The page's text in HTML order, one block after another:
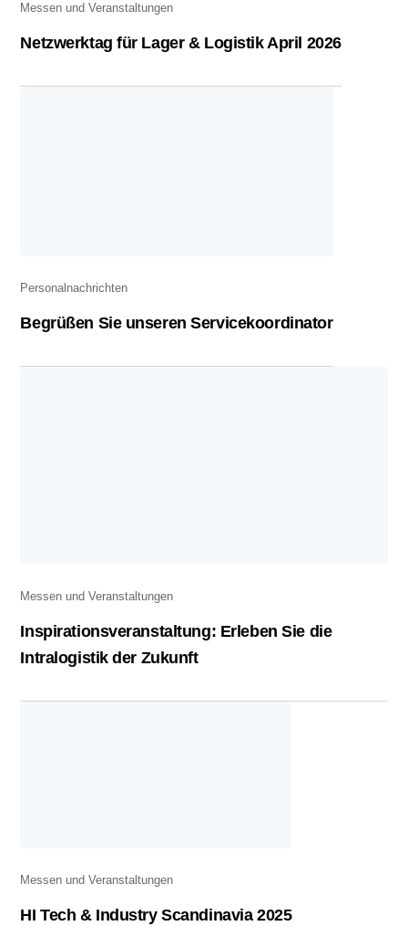
Messen und Veranstaltungen
Netzwerktag für Lager & Logistik April 2026
Personalnachrichten
Begrüßen Sie unseren Servicekoordinator
Messen und Veranstaltungen
Inspirationsveranstaltung: Erleben Sie die
Intralogistik der Zukunft
Messen und Veranstaltungen
HI Tech & Industry Scandinavia 2025